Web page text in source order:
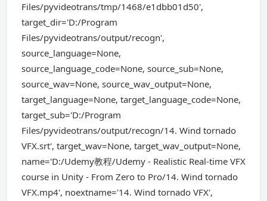
Files/pyvideotrans/tmp/1468/e1dbb01d50',
target_dir='D:/Program
Files/pyvideotrans/output/recogn',
source_language=None,
source_language_code=None, source_sub=None,
source_wav=None, source_wav_output=None,
target_language=None, target_language_code=None,
target_sub='D:/Program
Files/pyvideotrans/output/recogn/14. Wind tornado
VFX.srt', target_wav=None, target_wav_output=None,
name='D:/Udemy教程/Udemy - Realistic Real-time VFX
course in Unity - From Zero to Pro/14. Wind tornado
VFX.mp4', noextname='14. Wind tornado VFX',